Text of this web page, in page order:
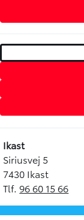
Ikast
Siriusvej 5
7430 Ikast
Tlf.96 60 15 66